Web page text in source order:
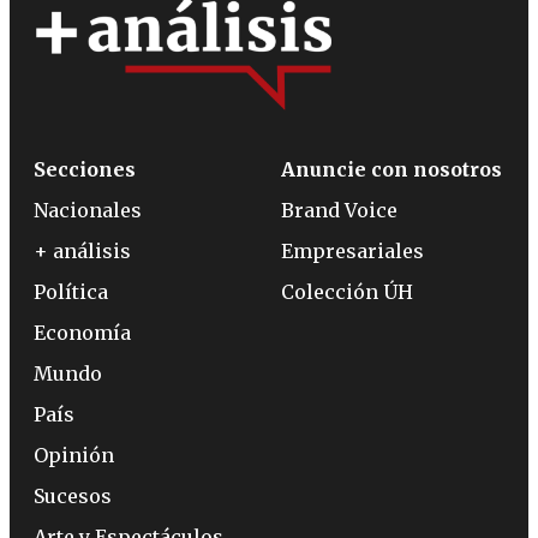
Secciones
Nacionales
+ análisis
Política
Economía
Mundo
País
Opinión
Sucesos
Anuncie con nosotros
Brand Voice
Empresariales
Colección ÚH